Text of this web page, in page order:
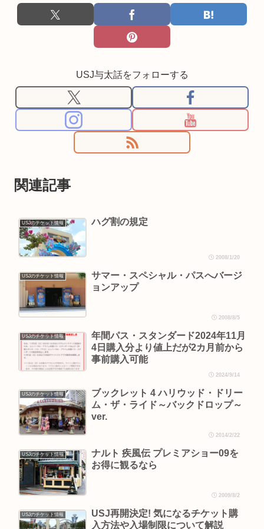
USJ与太話をフォローする
関連記事
USJのチケット情報 ハグ割の規定
2008/1/20
USJのチケット情報
サマー・スペシャル・パスへバージ
ョンアップ
2008/8/5
USJのチケット情報
年間パス・スタンダード2024年11月
4日購入分より値上だが2カ月前から
事前購入可能
2024/9/14
USJのチケット情報
ブックレット 4 ハリウッド・ドリー
ム・ザ・ライド～バックドロップ～
ver.
2014/2/22
USJのチケット情報
ナルト 疾風伝 プレミアショー09を
お得に観るなら
2009/8/2
USJのチケット情報
USJ再開決定! 気になるチケット購
入方法や入場制限について解説